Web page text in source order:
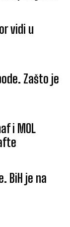
vidi u
Zašto je
i MOL
BiH je na